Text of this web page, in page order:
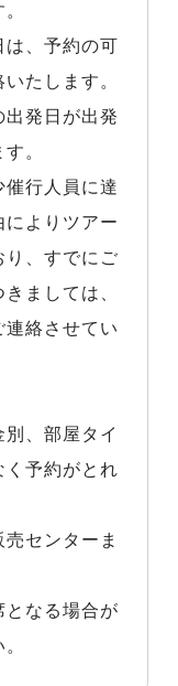
、予約の可
たします。
発日が出発
。
行人員に達
よりツアー
り、すでにご
ましては、
絡させてい
、部屋タイ
く予約がとれ
センターま
なる場合が